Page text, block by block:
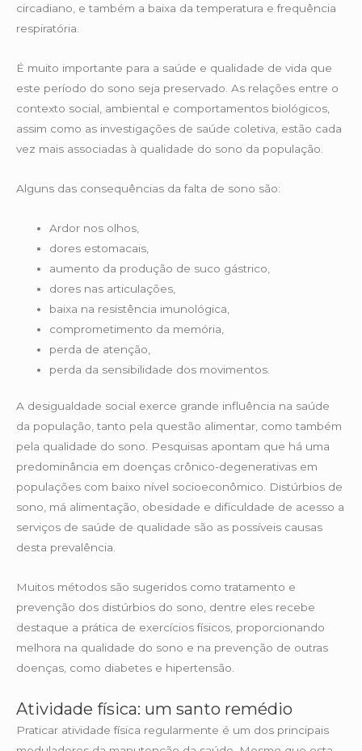
circadiano, e também a baixa da temperatura e frequência
respiratória.
É muito importante para a saúde e qualidade de vida que
este período do sono seja preservado. As relações entre o
contexto social, ambiental e comportamentos biológicos,
assim como as investigações de saúde coletiva, estão cada
vez mais associadas à qualidade do sono da população.
Alguns das consequências da falta de sono são:
Ardor nos olhos,
dores estomacais,
aumento da produção de suco gástrico,
dores nas articulações,
baixa na resistência imunológica,
comprometimento da memória,
perda de atenção,
perda da sensibilidade dos movimentos.
A desigualdade social exerce grande influência na saúde
da população, tanto pela questão alimentar, como também
pela qualidade do sono. Pesquisas apontam que há uma
predominância em doenças crônico-degenerativas em
populações com baixo nível socioeconômico. Distúrbios de
sono, má alimentação, obesidade e dificuldade de acesso a
serviços de saúde de qualidade são as possíveis causas
desta prevalência.
Muitos métodos são sugeridos como tratamento e
prevenção dos distúrbios do sono, dentre eles recebe
destaque a prática de exercícios físicos, proporcionando
melhora na qualidade do sono e na prevenção de outras
doenças, como diabetes e hipertensão.
Atividade física: um santo remédio
Praticar atividade física regularmente é um dos principais